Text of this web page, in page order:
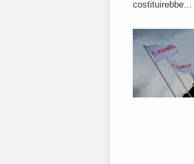
costituirebbe...